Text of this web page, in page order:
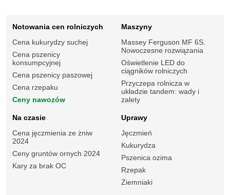
Notowania cen rolniczych
Cena kukurydzy suchej
Cena pszenicy
konsumpcyjnej
Cena pszenicy paszowej
Cena rzepaku
Ceny nawozów
Maszyny
Massey Ferguson MF 6S.
Nowoczesne rozwiązania
Oświetlenie LED do
ciągników rolniczych
Przyczepa rolnicza w
układzie tandem: wady i
zalety
Na czasie
Cena jęczmienia ze żniw
2024
Ceny gruntów ornych 2024
Kary za brak OC
Uprawy
Jęczmień
Kukurydza
Pszenica ozima
Rzepak
Ziemniaki